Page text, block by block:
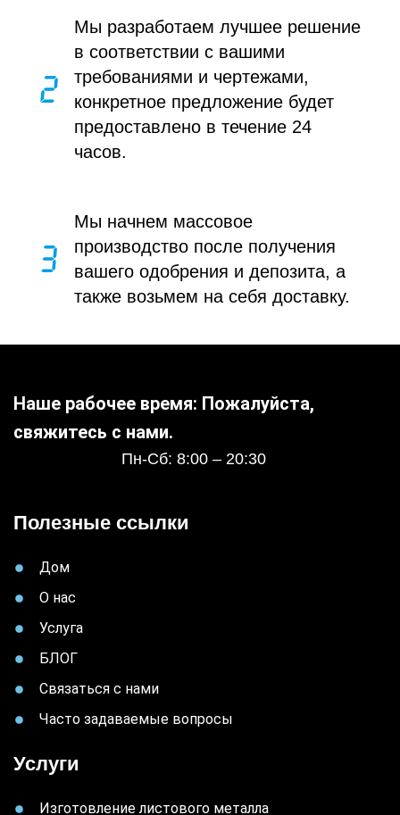
Мы разработаем лучшее решение
в соответствии с вашими
требованиями и чертежами,
конкретное предложение будет
предоставлено в течение 24
часов.
Мы начнем массовое
производство после получения
вашего одобрения и депозита, а
также возьмем на себя доставку.
Наше рабочее время: Пожалуйста,
свяжитесь с нами.
Пн-Сб: 8:00 – 20:30
Полезные ссылки
Дом
О нас
Услуга
БЛОГ
Связаться с нами
Часто задаваемые вопросы
Услуги
Изготовление листового металла